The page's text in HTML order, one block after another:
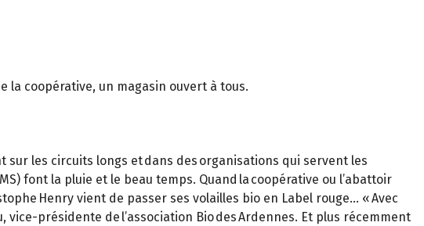
la coopérative, un magasin ouvert à tous.
les circuits longs et dans des organisations qui servent les
font la pluie et le beau temps. Quand la coopérative ou l’abattoir
Henry vient de passer ses volailles bio en Label rouge… « Avec
présidente de l’association Bio des Ardennes. Et plus récemment